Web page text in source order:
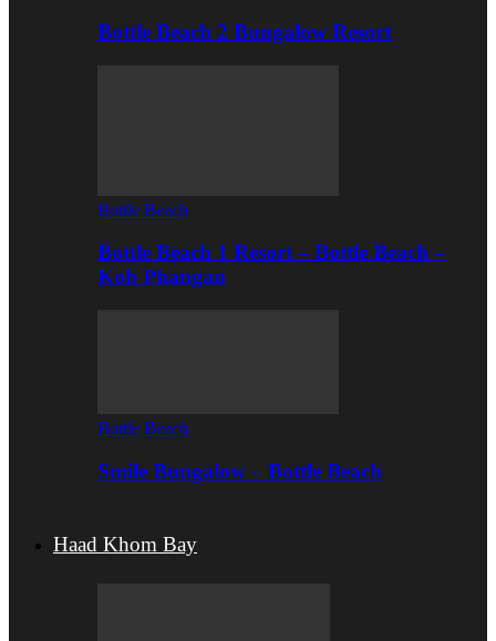
Bottle Beach 2 Bungalow Resort
Bottle Beach
Bottle Beach 1 Resort – Bottle Beach –
Koh Phangan
Bottle Beach
Smile Bungalow – Bottle Beach
Haad Khom Bay